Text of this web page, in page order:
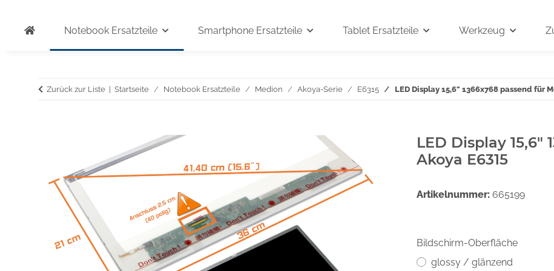
Notebook Ersatzteile Smartphone Ersatzteile Tablet Ersatzteile Werkzeug
Zurück zur Liste Startseite Notebook Ersatzteile Medion Akoya-Serie E6315 LED Display 15,6" 1366x768 passend für
LED Display 15,6"
Akoya E6315
Artikelnummer: 665199
Bildschirm-Oberfläche
glossy / glänzend